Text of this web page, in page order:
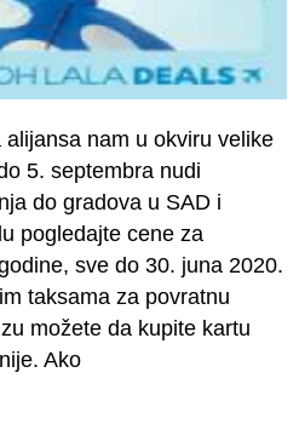
nam u okviru velike
5. septembra nudi
do gradova u SAD i
pogledajte cene za
sve do 30. juna 2020.
taksama za povratnu
možete da kupite kartu
Ako